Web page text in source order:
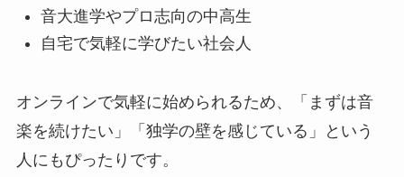
音大進学やプロ志向の中高生
自宅で気軽に学びたい社会人
オンラインで気軽に始められるため、「まずは音
楽を続けたい」「独学の壁を感じている」という
人にもぴったりです。